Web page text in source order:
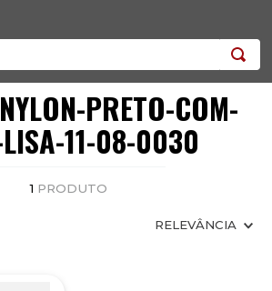
PRETO-COM-
LISA-11-08-0030
1 PRODUTO
RELEVÂNCIA